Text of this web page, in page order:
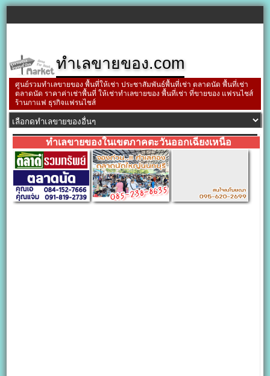
ทำเลขายของ.com
ศูนย์รวมทำเลขายของ พื้นที่ให้เช่า ประชาสัมพันธ์พื้นที่เช่า ตลาดนัด พื้นที่เช่า
ตลาดนัด ราคาค่าเช่าพื้นที่ ให้เช่าทำเลขายของ พื้นที่เช่า ที่ขายของ แฟรนไชส์
ร้านกาแฟ ธุรกิจแฟรนไชส์
ทำเลขายของในเขตภาคตะวันออกเฉียงเหนือ